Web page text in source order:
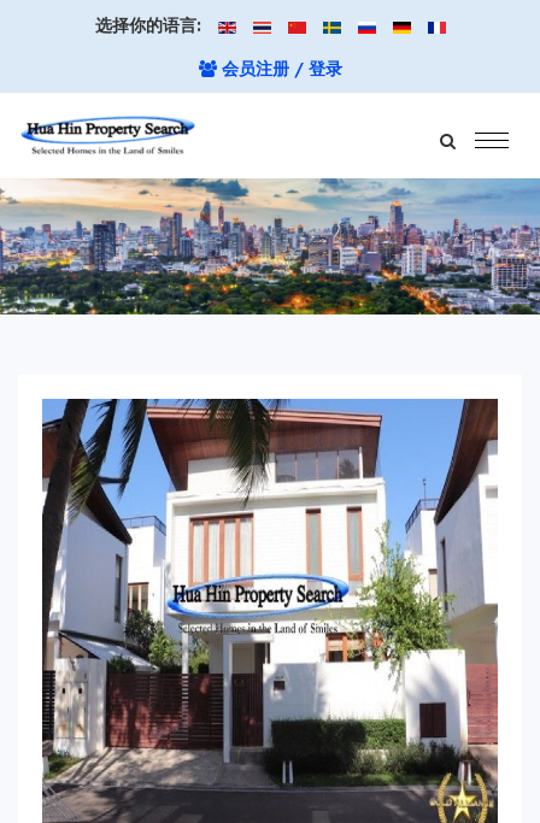
选择你的语言:
会员注册 / 登录